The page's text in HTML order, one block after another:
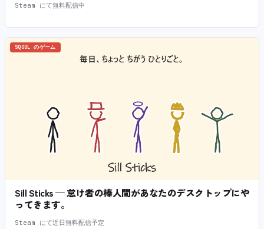
Steam にて無料配信中
SQOOL のゲーム
Sill Sticks — 怠け者の棒人間があなたのデスクトップにや
ってきます。
Steam にて近日無料配信予定